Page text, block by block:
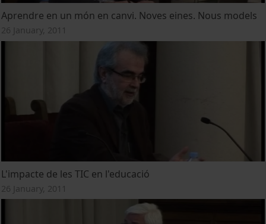
Aprendre en un món en canvi. Noves eines. Nous models
26 January, 2011
L'impacte de les TIC en l'educació
26 January, 2011